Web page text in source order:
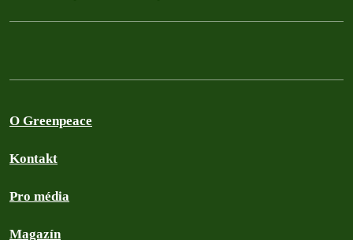
O Greenpeace
Kontakt
Pro média
Magazín